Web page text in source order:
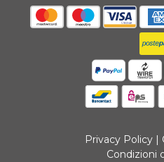
Privacy Policy|
Condizioni